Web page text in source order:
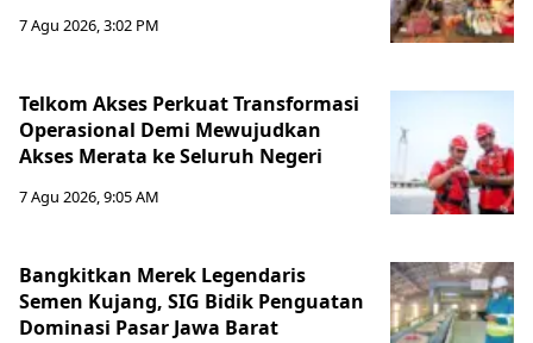
7 Agu 2026, 3:02 PM
Telkom Akses Perkuat Transformasi
Operasional Demi Mewujudkan
Akses Merata ke Seluruh Negeri
7 Agu 2026, 9:05 AM
Bangkitkan Merek Legendaris
Semen Kujang, SIG Bidik Penguatan
Dominasi Pasar Jawa Barat